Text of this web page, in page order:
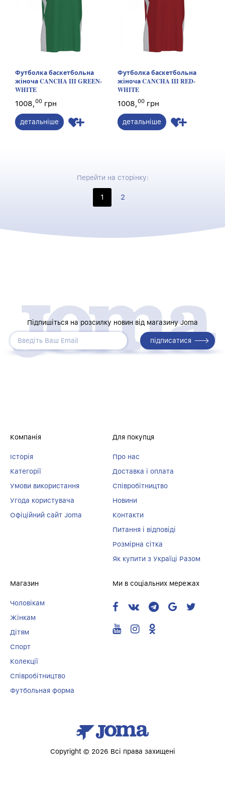
Футболка баскетбольна
жіноча CANCHA III GREEN-
WHITE
1008,00 грн
детальніше
Футболка баскетбольна
жіноча CANCHA III RED-
WHITE
1008,00 грн
детальніше
Перейти на сторінку:
1 2
Підпишіться на розсилку новин від магазину Joma
Компанія
Історія
Категорії
Умови використання
Угода користувача
Офіційний сайт Joma
Для покупця
Про нас
Доставка і оплата
Співробітництво
Новини
Контакти
Питання і відповіді
Розмірна сітка
Як купити з Україці Разом
Магазин
Чоловікам
Жінкам
Дітям
Спорт
Колекції
Співробітництво
Футбольная форма
Ми в соціальних мережах
Copyright © 2026 Всі права захищені